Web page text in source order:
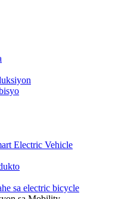
Electric Vehicle
sa electric bicycle